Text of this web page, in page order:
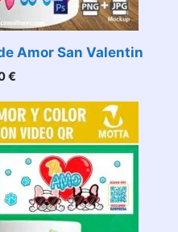
Amor San Valentin
€